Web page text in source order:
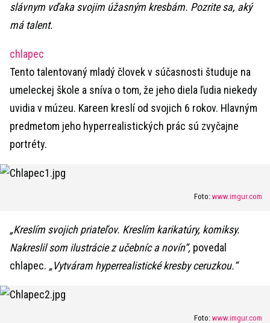
slávnym vďaka svojim úžasným kresbám. Pozrite sa, aký
má talent.
chlapec
Tento talentovaný mladý človek v súčasnosti študuje na
umeleckej škole a sníva o tom, že jeho diela ľudia niekedy
uvidia v múzeu. Kareen kreslí od svojich 6 rokov. Hlavným
predmetom jeho hyperrealistických prác sú zvyčajne
portréty.
Foto: www.imgur.com
„Kreslím svojich priateľov. Kreslím karikatúry, komiksy.
Nakreslil som ilustrácie z učebníc a novín“, povedal
chlapec. „Vytváram hyperrealistické kresby ceruzkou.“
Foto: www.imgur.com